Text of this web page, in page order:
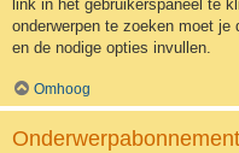
link in het gebruikerspaneel te
onderwerpen te zoeken moet
en de nodige opties invullen.
Omhoog